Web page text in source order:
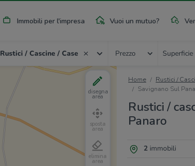
Immobili per l'impresa Vuoi un mutuo?
Rustici / Cascine / Case Prezzo Superficie
Home Rustici /
Savignano Sul
Rustici /
Panaro
2immobili
disegna
area
sposta
area
elimina
area